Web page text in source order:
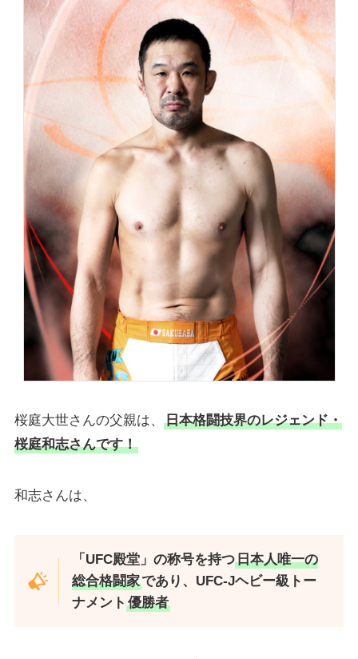
桜庭大世さんの父親は、
日本格闘技界のレジェンド・
桜庭和志さんです！
和志さんは、
「UFC殿堂」の称号を持つ日本人唯一の
総合格闘家であり、UFC-Jヘビー級トー
ナメント優勝者